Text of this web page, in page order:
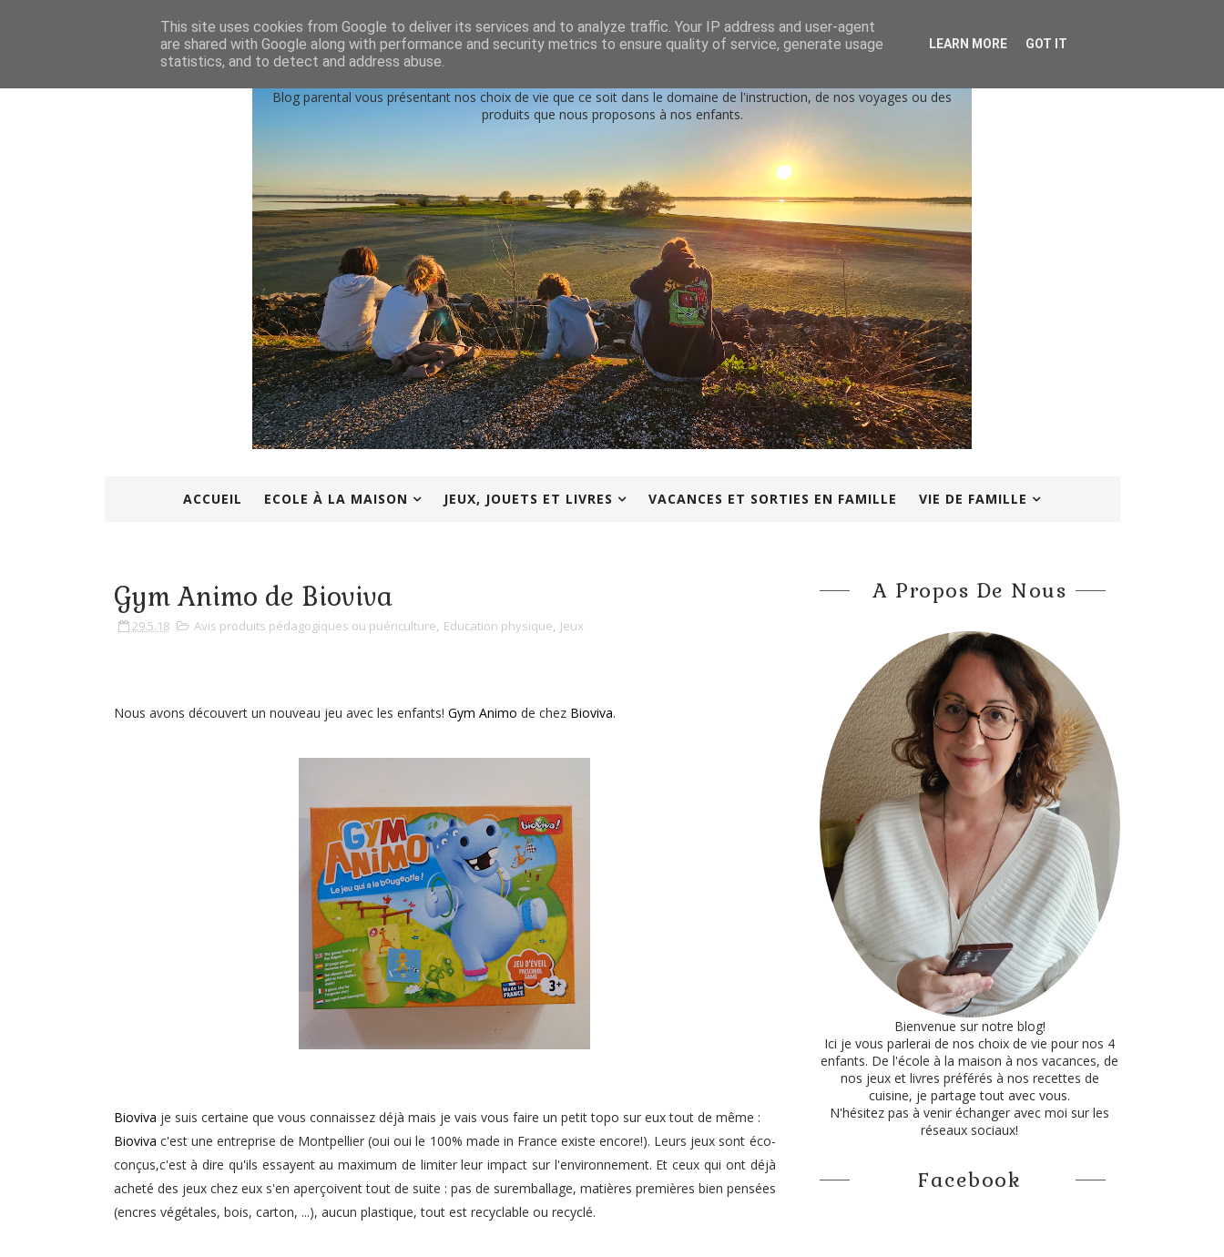
Petits génies en herbe
Blog parental vous présentant nos choix de vie que ce soit dans le domaine de l'instruction, de nos voyages ou des
produits que nous proposons à nos enfants.
ACCUEIL ECOLE À LA MAISON JEUX, JOUETS ET LIVRES VACANCES ET SORTIES EN FAMILLE VIE DE FAMILLE
Gym Animo de Bioviva
29.5.18 Avis produits pédagogiques ou puériculture, Education physique, Jeux
Nous avons découvert un nouveau jeu avec les enfants! Gym Animo de chez Bioviva.
Bioviva je suis certaine que vous connaissez déjà mais je vais vous faire un petit topo sur eux tout de même :
Bioviva c'est une entreprise de Montpellier (oui oui le 100% made in France existe encore!). Leurs jeux sont éco-
conçus,c'est à dire qu'ils essayent au maximum de limiter leur impact sur l'environnement. Et ceux qui ont déjà
acheté des jeux chez eux s'en aperçoivent tout de suite : pas de suremballage, matières premières bien pensées
(encres végétales, bois, carton, ...), aucun plastique, tout est recyclable ou recyclé.
A Propos De Nous
Bienvenue sur notre blog!
Ici je vous parlerai de nos choix de vie pour nos 4
enfants. De l'école à la maison à nos vacances, de
nos jeux et livres préférés à nos recettes de
cuisine, je partage tout avec vous.
N'hésitez pas à venir échanger avec moi sur les
réseaux sociaux!
Facebook
This site uses cookies from Google to deliver its services and to analyze traffic. Your IP address and user-agent
are shared with Google along with performance and security metrics to ensure quality of service, generate usage
statistics, and to detect and address abuse.
LEARN MORE GOT IT